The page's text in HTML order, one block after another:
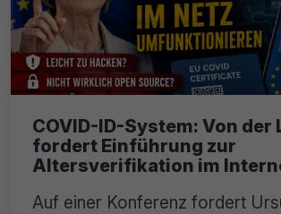
COVID-ID-System: Von der
fordert Einführung zur
Altersverifikation im
Auf einer Konferenz fordert